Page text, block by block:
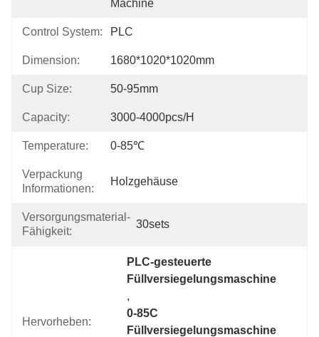
Machine
Control System: PLC
Dimension: 1680*1020*1020mm
Cup Size: 50-95mm
Capacity: 3000-4000pcs/h
Temperature: 0-85℃
Verpackung
Informationen:
Holzgehäuse
Versorgungsmaterial-
Fähigkeit:
30sets
Hervorheben:
PLC-gesteuerte
Füllversiegelungsmaschine
,
0-85C
Füllversiegelungsmaschine